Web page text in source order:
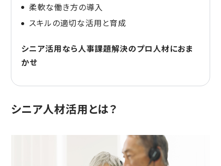
柔軟な働き方の導入
スキルの適切な活用と育成
シニア活用なら人事課題解決のプロ人材におま
かせ
シニア人材活用とは？